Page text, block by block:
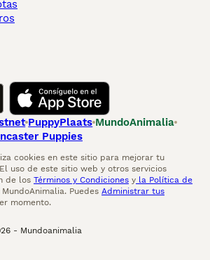
PuppyPlaats MundoAnimalia
Puppies
cookies en este sitio para mejorar tu
uso de este sitio web y otros servicios
de los Términos y Condiciones y la Política de
Puedes Administrar tus
momento.
- Mundoanimalia